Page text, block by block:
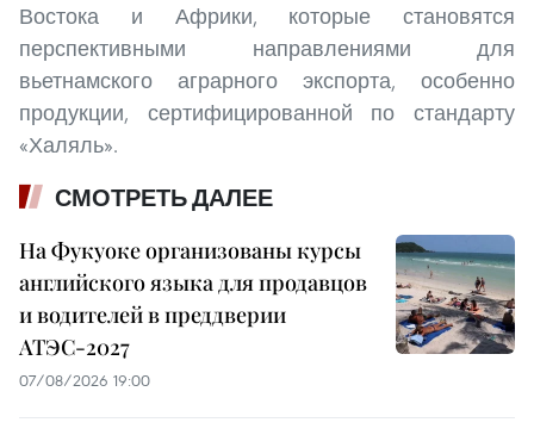
Востока и Африки, которые становятся
перспективными направлениями для
вьетнамского аграрного экспорта, особенно
продукции, сертифицированной по стандарту
«Халяль».
СМОТРЕТЬ ДАЛЕЕ
На Фукуоке организованы курсы
английского языка для продавцов
и водителей в преддверии
АТЭС-2027
07/08/2026 19:00